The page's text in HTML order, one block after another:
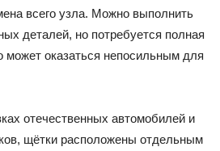
всего узла. Можно выполнить
деталей, но потребуется полная
может оказаться непосильным для
отечественных автомобилей и
щётки расположены отдельным